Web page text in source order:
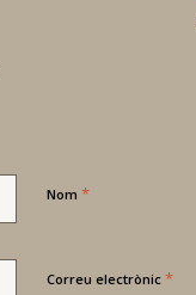
Nom *
Correu electrònic *